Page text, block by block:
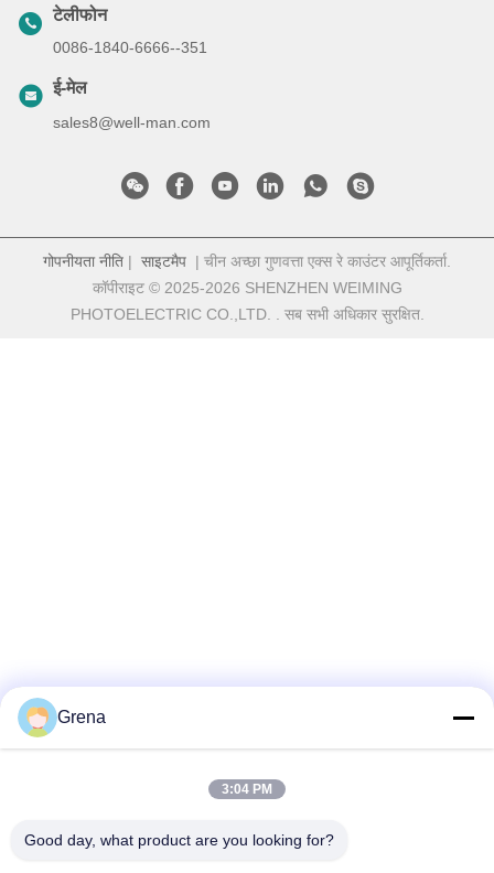
टेलीफोन
0086-1840-6666--351
ई-मेल
sales8@well-man.com
गोपनीयता नीति | साइटमैप | चीन अच्छा गुणवत्ता एक्स रे काउंटर आपूर्तिकर्ता.
कॉपीराइट © 2025-2026 SHENZHEN WEIMING
PHOTOELECTRIC CO.,LTD. . सब सभी अधिकार सुरक्षित.
Grena
3:04 PM
Good day, what product are you looking for?